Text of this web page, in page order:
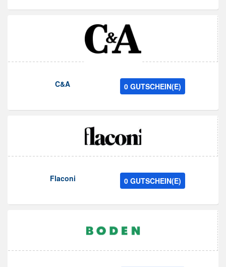
C&A 0 GUTSCHEIN(E)
Flaconi 0 GUTSCHEIN(E)